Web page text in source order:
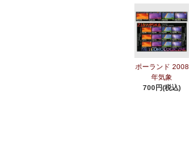
ポーランド 2008
年気象
700円(税込)